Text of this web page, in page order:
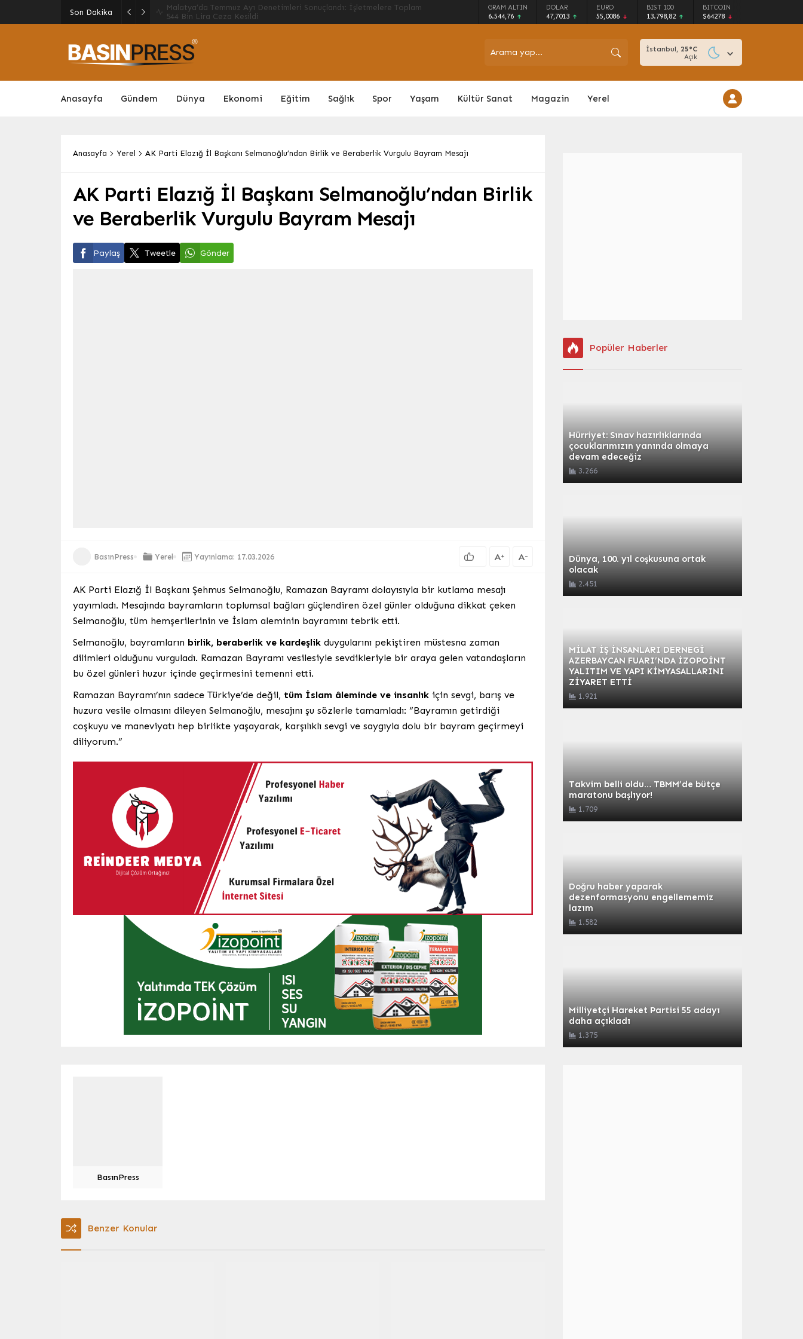
Son Dakika
İstanbul’da Çocukları Suçtan Koruma Kalkanı: Kurumlar Güç Birliğiyle
Yeni Bir Model Hayata Geçiyor
GRAM ALTIN
6.544,76
DOLAR
47,7013
EURO
55,0086
BIST 100
13.798,82
BITCOIN
$64278
İstanbul, 25°C
Açık
Anasayfa Gündem Dünya Ekonomi Eğitim Sağlık Spor Yaşam Kültür Sanat Magazin Yerel
Anasayfa Yerel AK Parti Elazığ İl Başkanı Selmanoğlu’ndan Birlik ve Beraberlik Vurgulu Bayram Mesajı
AK Parti Elazığ İl Başkanı Selmanoğlu’ndan Birlik
ve Beraberlik Vurgulu Bayram Mesajı
Paylaş Tweetle Gönder
BasınPress Yerel Yayınlama: 17.03.2026 A+ A-
AK Parti Elazığ İl Başkanı Şehmus Selmanoğlu, Ramazan Bayramı dolayısıyla bir kutlama mesajı
yayımladı. Mesajında bayramların toplumsal bağları güçlendiren özel günler olduğuna dikkat çeken
Selmanoğlu, tüm hemşerilerinin ve İslam aleminin bayramını tebrik etti.
Selmanoğlu, bayramların birlik, beraberlik ve kardeşlik duygularını pekiştiren müstesna zaman
dilimleri olduğunu vurguladı. Ramazan Bayramı vesilesiyle sevdikleriyle bir araya gelen vatandaşların
bu özel günleri huzur içinde geçirmesini temenni etti.
Ramazan Bayramı’nın sadece Türkiye’de değil, tüm İslam âleminde ve insanlık için sevgi, barış ve
huzura vesile olmasını dileyen Selmanoğlu, mesajını şu sözlerle tamamladı: “Bayramın getirdiği
coşkuyu ve maneviyatı hep birlikte yaşayarak, karşılıklı sevgi ve saygıyla dolu bir bayram geçirmeyi
diliyorum.”
BasınPress
Benzer Konular
Popüler Haberler
Hürriyet: Sınav hazırlıklarında
çocuklarımızın yanında olmaya
devam edeceğiz
3.266
Dünya, 100. yıl coşkusuna ortak
olacak
2.451
MİLAT İŞ İNSANLARI DERNEGİ
AZERBAYCAN FUARI’NDA İZOPOİNT
YALITIM VE YAPI KİMYASALLARINI
ZİYARET ETTİ
1.921
Takvim belli oldu… TBMM’de bütçe
maratonu başlıyor!
1.709
Doğru haber yaparak
dezenformasyonu engellememiz
lazım
1.582
Milliyetçi Hareket Partisi 55 adayı
daha açıkladı
1.375